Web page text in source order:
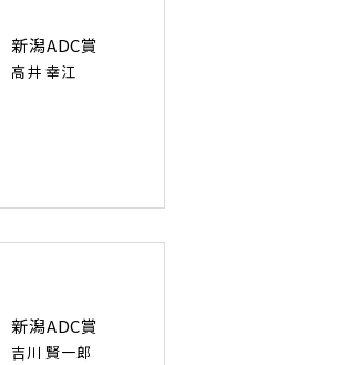
新潟ADC賞
高井 幸江
新潟ADC賞
吉川 賢一郎